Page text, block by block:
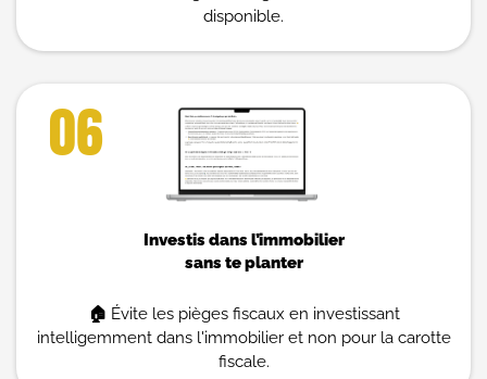
disponible.
06
Investis dans l’immobilier
sans te planter
🏠 Évite les pièges fiscaux en investissant
intelligemment dans l'immobilier et non pour la carotte
fiscale.